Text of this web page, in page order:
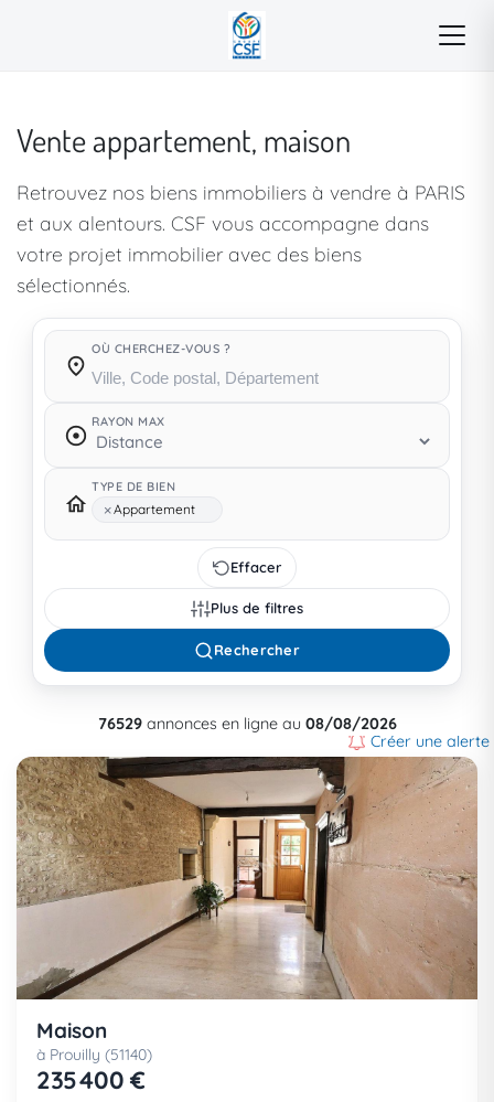
Vente appartement, maison
Retrouvez nos biens immobiliers à vendre à PARIS
et aux alentours. CSF vous accompagne dans
votre projet immobilier avec des biens
sélectionnés.
OÙ CHERCHEZ-VOUS ?
RAYON MAX
TYPE DE BIEN
×Appartement
Effacer
Plus de filtres
Rechercher
76529annonces en ligne au 08/08/2026
Créer une alerte
Maison
à Prouilly (51140)
235 400 €